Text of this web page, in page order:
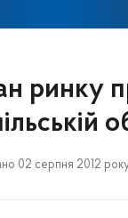
ринку
02 серпня 2012